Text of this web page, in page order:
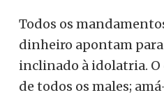
Todos os
dinheiro apontam para
inclinado à idolatria.
de todos os males;